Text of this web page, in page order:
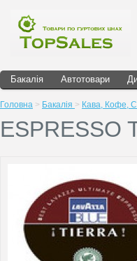
Бакалія Автотовари
Головна > Бакалія > Кава, Кофе,
ESPRESSO